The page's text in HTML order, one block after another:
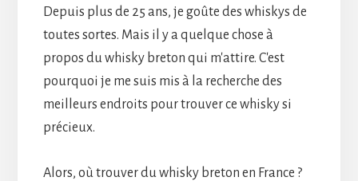
Depuis plus de 25 ans, je goûte des whiskys de
toutes sortes. Mais il y a quelque chose à
propos du whisky breton qui m'attire. C'est
pourquoi je me suis mis à la recherche des
meilleurs endroits pour trouver ce whisky si
précieux.
Alors, où trouver du whisky breton en France ?